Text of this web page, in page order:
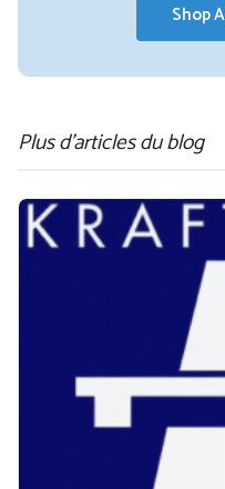
Shop
Plus d'articles du blog